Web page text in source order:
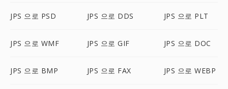
JPS 으로 PSD JPS 으로 DDS JPS 으로 PLT
JPS 으로 WMF JPS 으로 GIF JPS 으로 DOC
JPS 으로 BMP JPS 으로 FAX JPS 으로 WEBP